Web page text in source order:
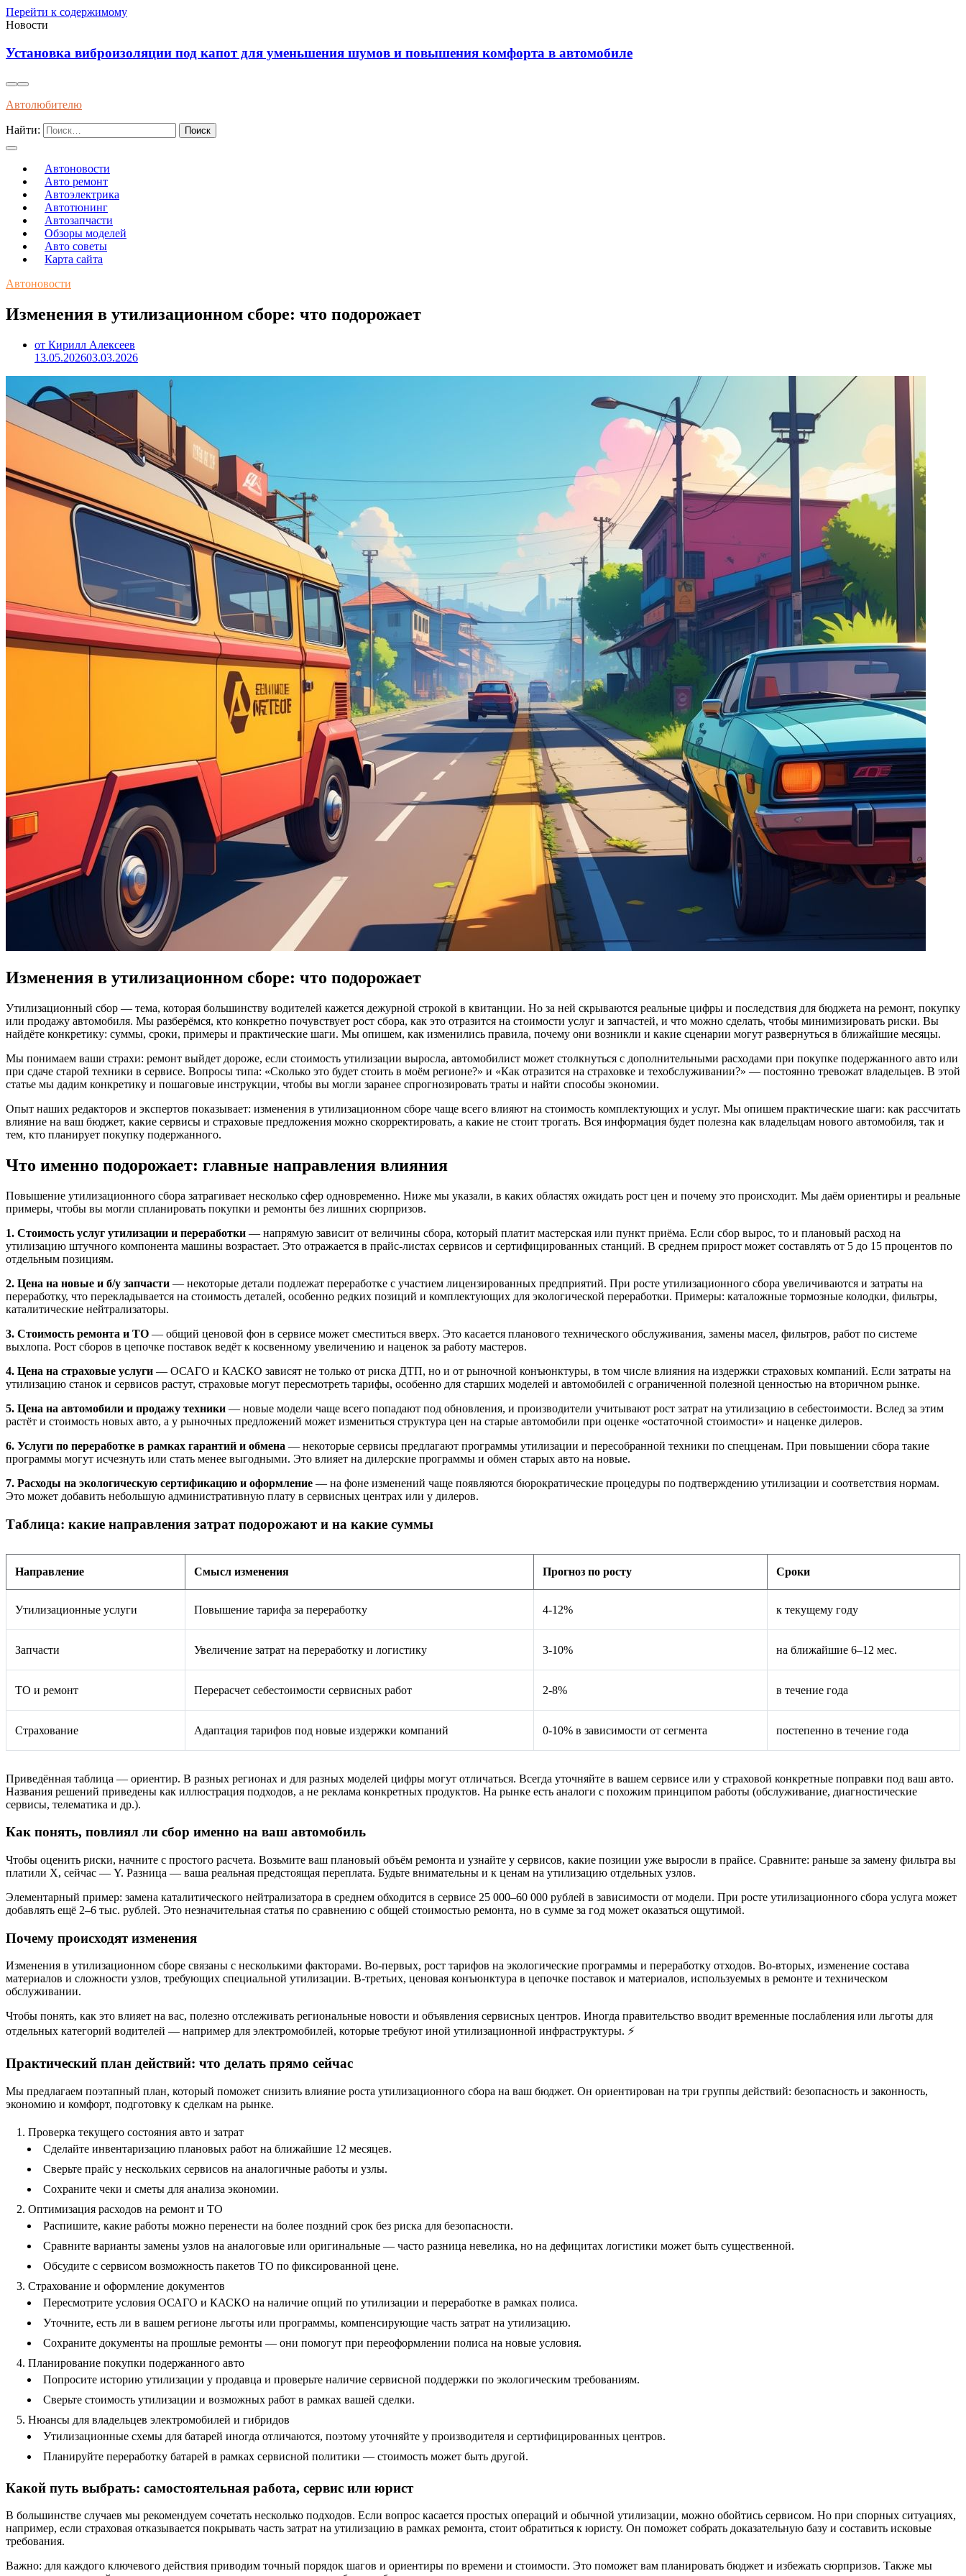
Перейти к содержимому
Новости
Влияние современного топлива на износ и долговечность двигателей внутреннего сгорания
Автолюбителю
Найти:
Автоновости
Авто ремонт
Автоэлектрика
Автотюнинг
Автозапчасти
Обзоры моделей
Авто советы
Карта сайта
Автоновости
Изменения в утилизационном сборе: что подорожает
от Кирилл Алексеев
13.05.202603.03.2026
Изменения в утилизационном сборе: что подорожает
Утилизационный сбор — тема, которая большинству водителей кажется дежурной строкой в квитанции. Но за ней скрываются реальные цифры и последствия для бюджета на ремонт, покупку
или продажу автомобиля. Мы разберёмся, кто конкретно почувствует рост сбора, как это отразится на стоимости услуг и запчастей, и что можно сделать, чтобы минимизировать риски. Вы
найдёте конкретику: суммы, сроки, примеры и практические шаги. Мы опишем, как изменились правила, почему они возникли и какие сценарии могут развернуться в ближайшие месяцы.
Мы понимаем ваши страхи: ремонт выйдет дороже, если стоимость утилизации выросла, автомобилист может столкнуться с дополнительными расходами при покупке подержанного авто или
при сдаче старой техники в сервисе. Вопросы типа: «Сколько это будет стоить в моём регионе?» и «Как отразится на страховке и техобслуживании?» — постоянно тревожат владельцев. В этой
статье мы дадим конкретику и пошаговые инструкции, чтобы вы могли заранее спрогнозировать траты и найти способы экономии.
Опыт наших редакторов и экспертов показывает: изменения в утилизационном сборе чаще всего влияют на стоимость комплектующих и услуг. Мы опишем практические шаги: как рассчитать
влияние на ваш бюджет, какие сервисы и страховые предложения можно скорректировать, а какие не стоит трогать. Вся информация будет полезна как владельцам нового автомобиля, так и
тем, кто планирует покупку подержанного. ️
Что именно подорожает: главные направления влияния
Повышение утилизационного сбора затрагивает несколько сфер одновременно. Ниже мы указали, в каких областях ожидать рост цен и почему это происходит. Мы даём ориентиры и реальные
примеры, чтобы вы могли спланировать покупки и ремонты без лишних сюрпризов.
1. Стоимость услуг утилизации и переработки — напрямую зависит от величины сбора, который платит мастерская или пункт приёма. Если сбор вырос, то и плановый расход на
утилизацию штучного компонента машины возрастает. Это отражается в прайс-листах сервисов и сертифицированных станций. В среднем прирост может составлять от 5 до 15 процентов по
отдельным позициям.
2. Цена на новые и б/у запчасти — некоторые детали подлежат переработке с участием лицензированных предприятий. При росте утилизационного сбора увеличиваются и затраты на
переработку, что перекладывается на стоимость деталей, особенно редких позиций и комплектующих для экологической переработки. Примеры: каталожные тормозные колодки, фильтры,
каталитические нейтрализаторы.
3. Стоимость ремонта и ТО — общий ценовой фон в сервисе может сместиться вверх. Это касается планового технического обслуживания, замены масел, фильтров, работ по системе
выхлопа. Рост сборов в цепочке поставок ведёт к косвенному увеличению и наценок за работу мастеров.
4. Цена на страховые услуги — ОСАГО и КАСКО зависят не только от риска ДТП, но и от рыночной конъюнктуры, в том числе влияния на издержки страховых компаний. Если затраты на
утилизацию станок и сервисов растут, страховые могут пересмотреть тарифы, особенно для старших моделей и автомобилей с ограниченной полезной ценностью на вторичном рынке.
5. Цена на автомобили и продажу техники — новые модели чаще всего попадают под обновления, и производители учитывают рост затрат на утилизацию в себестоимости. Вслед за этим
растёт и стоимость новых авто, а у рыночных предложений может измениться структура цен на старые автомобили при оценке «остаточной стоимости» и наценке дилеров. ️
6. Услуги по переработке в рамках гарантий и обмена — некоторые сервисы предлагают программы утилизации и пересобранной техники по спецценам. При повышении сбора такие
программы могут исчезнуть или стать менее выгодными. Это влияет на дилерские программы и обмен старых авто на новые.
7. Расходы на экологическую сертификацию и оформление — на фоне изменений чаще появляются бюрократические процедуры по подтверждению утилизации и соответствия нормам.
Это может добавить небольшую административную плату в сервисных центрах или у дилеров.
Таблица: какие направления затрат подорожают и на какие суммы
Направление Смысл изменения Прогноз по росту Сроки
Утилизационные услуги Повышение тарифа за переработку 4-12% к текущему году
Запчасти Увеличение затрат на переработку и логистику 3-10% на ближайшие 6–12 мес.
ТО и ремонт Перерасчет себестоимости сервисных работ 2-8% в течение года
Страхование Адаптация тарифов под новые издержки компаний 0-10% в зависимости от сегмента постепенно в течение года
Приведённая таблица — ориентир. В разных регионах и для разных моделей цифры могут отличаться. Всегда уточняйте в вашем сервисе или у страховой конкретные поправки под ваш авто.
Названия решений приведены как иллюстрация подходов, а не реклама конкретных продуктов. На рынке есть аналоги с похожим принципом работы (обслуживание, диагностические
сервисы, телематика и др.).
Как понять, повлиял ли сбор именно на ваш автомобиль
Чтобы оценить риски, начните с простого расчета. Возьмите ваш плановый объём ремонта и узнайте у сервисов, какие позиции уже выросли в прайсе. Сравните: раньше за замену фильтра вы
платили X, сейчас — Y. Разница — ваша реальная предстоящая переплата. Будьте внимательны и к ценам на утилизацию отдельных узлов.
Элементарный пример: замена каталитического нейтрализатора в среднем обходится в сервисе 25 000–60 000 рублей в зависимости от модели. При росте утилизационного сбора услуга может
добавлять ещё 2–6 тыс. рублей. Это незначительная статья по сравнению с общей стоимостью ремонта, но в сумме за год может оказаться ощутимой.
Почему происходят изменения
Изменения в утилизационном сборе связаны с несколькими факторами. Во-первых, рост тарифов на экологические программы и переработку отходов. Во-вторых, изменение состава
материалов и сложности узлов, требующих специальной утилизации. В-третьих, ценовая конъюнктура в цепочке поставок и материалов, используемых в ремонте и техническом
обслуживании.
Чтобы понять, как это влияет на вас, полезно отслеживать региональные новости и объявления сервисных центров. Иногда правительство вводит временные послабления или льготы для
отдельных категорий водителей — например для электромобилей, которые требуют иной утилизационной инфраструктуры. ⚡
Практический план действий: что делать прямо сейчас
Мы предлагаем поэтапный план, который поможет снизить влияние роста утилизационного сбора на ваш бюджет. Он ориентирован на три группы действий: безопасность и законность,
экономию и комфорт, подготовку к сделкам на рынке.
Проверка текущего состояния авто и затрат
Сделайте инвентаризацию плановых работ на ближайшие 12 месяцев.
Сверьте прайс у нескольких сервисов на аналогичные работы и узлы.
Сохраните чеки и сметы для анализа экономии.
Оптимизация расходов на ремонт и ТО
Распишите, какие работы можно перенести на более поздний срок без риска для безопасности.
Сравните варианты замены узлов на аналоговые или оригинальные — часто разница невелика, но на дефицитах логистики может быть существенной.
Обсудите с сервисом возможность пакетов ТО по фиксированной цене.
Страхование и оформление документов
Пересмотрите условия ОСАГО и КАСКО на наличие опций по утилизации и переработке в рамках полиса.
Уточните, есть ли в вашем регионе льготы или программы, компенсирующие часть затрат на утилизацию.
Сохраните документы на прошлые ремонты — они помогут при переоформлении полиса на новые условия.
Планирование покупки подержанного авто
Попросите историю утилизации у продавца и проверьте наличие сервисной поддержки по экологическим требованиям.
Сверьте стоимость утилизации и возможных работ в рамках вашей сделки.
Нюансы для владельцев электромобилей и гибридов
Утилизационные схемы для батарей иногда отличаются, поэтому уточняйте у производителя и сертифицированных центров.
Планируйте переработку батарей в рамках сервисной политики — стоимость может быть другой.
Какой путь выбрать: самостоятельная работа, сервис или юрист
В большинстве случаев мы рекомендуем сочетать несколько подходов. Если вопрос касается простых операций и обычной утилизации, можно обойтись сервисом. Но при спорных ситуациях,
например, если страховая отказывается покрывать часть затрат на утилизацию в рамках ремонта, стоит обратиться к юристу. Он поможет собрать доказательную базу и составить исковые
требования.
Важно: для каждого ключевого действия приводим точный порядок шагов и ориентиры по времени и стоимости. Это поможет вам планировать бюджет и избежать сюрпризов. Также мы